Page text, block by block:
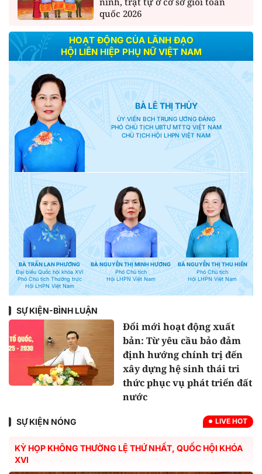
SỰ KIỆN NÓNG LIVE HOT
KỲ HỌP KHÔNG THƯỜNG LỆ THỨ NHẤT, QUỐC HỘI KHÓA
XVI
quốc 2026
HOẠT ĐỘNG CỦA LÃNH ĐẠO
HỘI LIÊN HIỆP PHỤ NỮ VIỆT NAM
BÀ LÊ THỊ THỦY
ỦY VIÊN BCH TRUNG ƯƠNG ĐẢNG
PHÓ CHỦ TỊCH UBTƯ MTTQ VIỆT NAM
CHỦ TỊCH HỘI LHPN VIỆT NAM
BÀ TRẦN LAN PHƯƠNG
Đại biểu Quốc hội khóa XVI
Phó Chủ tịch Thường trực
Hội LHPN Việt Nam
BÀ NGUYỄN THỊ MINH HƯƠNG
Phó Chủ tịch
Hội LHPN Việt Nam
BÀ NGUYỄN THỊ THU HIỀN
Phó Chủ tịch
Hội LHPN Việt Nam
SỰ KIỆN-BÌNH LUẬN
Đổi mới hoạt động xuất
bản: Từ yêu cầu bảo đảm
định hướng chính trị đến
xây dựng hệ sinh thái tri
thức phục vụ phát triển đất
nước